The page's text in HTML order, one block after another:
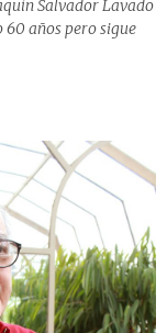
Salvador Lavado
60 años pero sigue